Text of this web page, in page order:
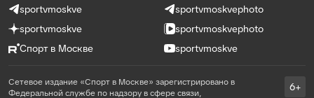
sportvmoskve
sportvmoskvephoto
sportvmoskve
sportvmoskvephoto
Спорт в Москве
sportvmoskve
Сетевое издание «Спорт в Москве» зарегистрировано в
Федеральной службе по надзору в сфере связи,
6+